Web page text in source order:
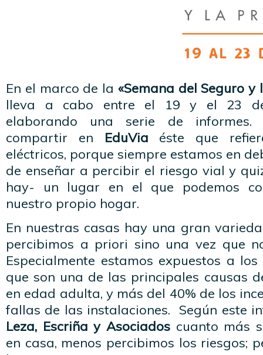
En el marco de la «Semana del Seguro y
lleva a cabo entre el 19 y el 23
elaborando una serie de informes.
compartir en EduVia éste que
eléctricos, porque siempre estamos en
de enseñar a percibir el riesgo vial y
hay- un lugar en el que podemos
nuestro propio hogar.
En nuestras casas hay una gran
percibimos a priori sino una vez que
Especialmente estamos expuestos a
que son una de las principales causas
en edad adulta, y más del 40% de los
fallas de las instalaciones. Según este
Leza, Escriña y Asociadoscuanto más
en casa, menos percibimos los riesgos;